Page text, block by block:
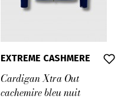
EXTREME CASHMERE
Cardigan Xtra Out
cachemire bleu nuit